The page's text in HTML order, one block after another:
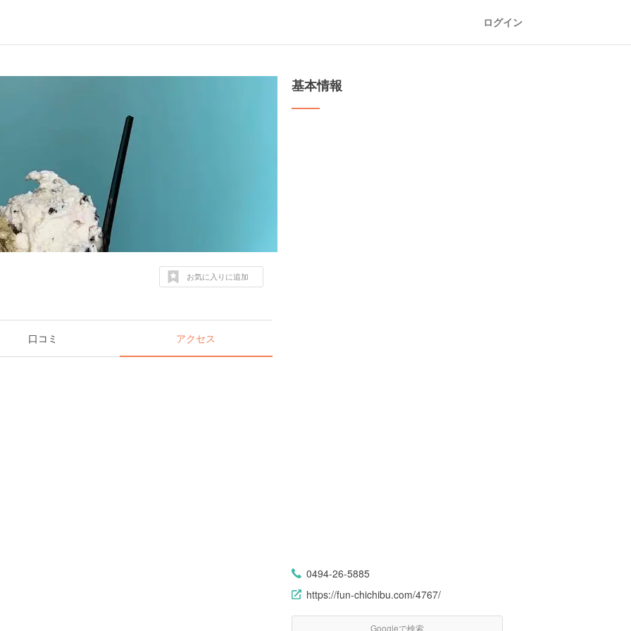
ログイン
お気に入りに追加
口コミ アクセス
基本情報
0494-26-5885
https://fun-chichibu.com/4767/
Googleで検索